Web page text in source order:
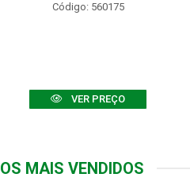
Código: 560175
VER PREÇO
OS MAIS VENDIDOS